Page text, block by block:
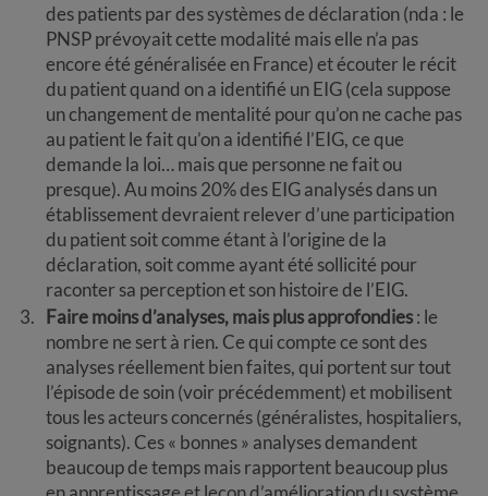
des patients par des systèmes de déclaration (nda : le
PNSP prévoyait cette modalité mais elle n’a pas
encore été généralisée en France) et écouter le récit
du patient quand on a identifié un EIG (cela suppose
un changement de mentalité pour qu’on ne cache pas
au patient le fait qu’on a identifié l’EIG, ce que
demande la loi… mais que personne ne fait ou
presque). Au moins 20% des EIG analysés dans un
établissement devraient relever d’une participation
du patient soit comme étant à l’origine de la
déclaration, soit comme ayant été sollicité pour
raconter sa perception et son histoire de l’EIG.
Faire moins d’analyses, mais plus approfondies: le
nombre ne sert à rien. Ce qui compte ce sont des
analyses réellement bien faites, qui portent sur tout
l’épisode de soin (voir précédemment) et mobilisent
tous les acteurs concernés (généralistes, hospitaliers,
soignants). Ces « bonnes » analyses demandent
beaucoup de temps mais rapportent beaucoup plus